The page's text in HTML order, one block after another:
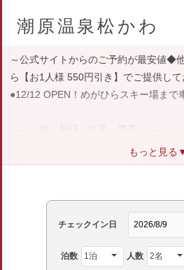
潮原温泉松かわ
～公式サイトからのご予約が最安値◆
ら【お1人様 550円引き】でご提供して
●12/12 OPEN！めがひらスキー場まで
―― 桜、新緑、紅葉、雪見 ――
四季を眺める展望露天と温泉鍋で癒し
上階に７種の湯がございます。
効能豊かな強ラドン泉水を「 飲用 」
心身の癒しと健康をお手伝いします。
もっと見る
チェックイン日
泊数 人数